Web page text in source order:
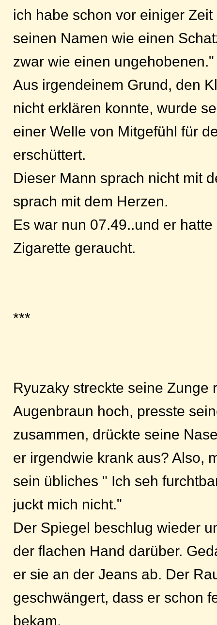
ich habe schon vor einiger
seinen Namen wie einen
zwar wie einen ungehobenen."
Aus irgendeinem Grund, den
nicht erklären konnte, wurde
einer Welle von Mitgefühl für
erschüttert.
Dieser Mann sprach nicht mit
sprach mit dem Herzen.
Es war nun 07.49..und er
Zigarette geraucht.
***
Ryuzaky streckte seine Zunge
Augenbraun hoch, presste
zusammen, drückte seine
er irgendwie krank aus? Also,
sein übliches " Ich seh
juckt mich nicht."
Der Spiegel beschlug wieder
der flachen Hand darüber.
er sie an der Jeans ab. Der
geschwängert, dass er schon
bekam.